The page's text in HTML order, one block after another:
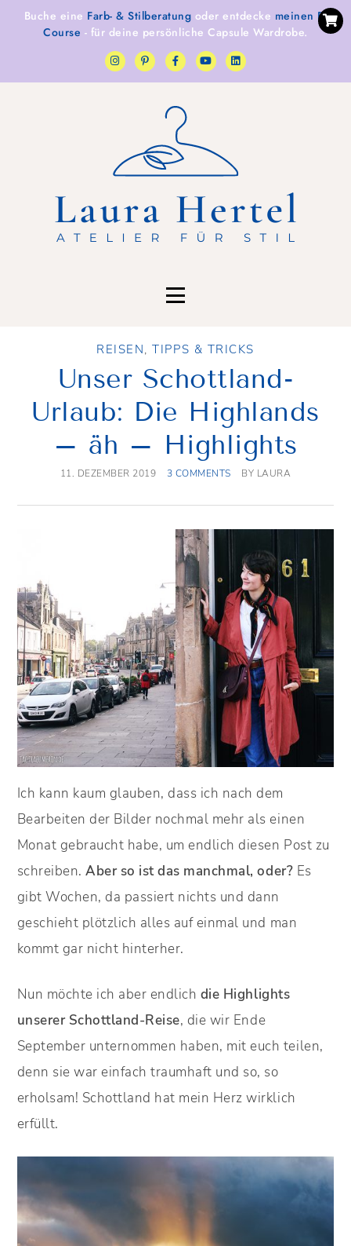
Buche eine Farb- & Stilberatung oder entdecke meinen E-
Course - für deine persönliche Capsule Wardrobe.
REISEN,TIPPS & TRICKS
Unser Schottland-
Urlaub: Die Highlands
– äh – Highlights
11. DEZEMBER 2019 3 COMMENTS BY LAURA
Ich kann kaum glauben, dass ich nach dem
Bearbeiten der Bilder nochmal mehr als einen
Monat gebraucht habe, um endlich diesen Post zu
schreiben.Aber so ist das manchmal, oder? Es
gibt Wochen, da passiert nichts und dann
geschieht plötzlich alles auf einmal und man
kommt gar nicht hinterher.
Nun möchte ich aber endlich die Highlights
unserer Schottland-Reise, die wir Ende
September unternommen haben, mit euch teilen,
denn sie war einfach traumhaft und so, so
erholsam! Schottland hat mein Herz wirklich
erfüllt.